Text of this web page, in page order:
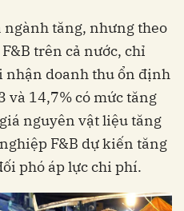
ngành tăng, nhưng theo
trên cả nước, chỉ
nhận doanh thu ổn định
và 14,7% có mức tăng
nguyên vật liệu tăng
F&B dự kiến tăng
phó áp lực chi phí.